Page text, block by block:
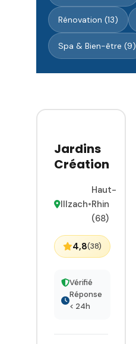
Rénovation (13)
Spa & Bien-être (9)
Jardins
Création
Illzach•
Haut-
Rhin
(68)
4,8(38)
Vérifié
Réponse
< 24h